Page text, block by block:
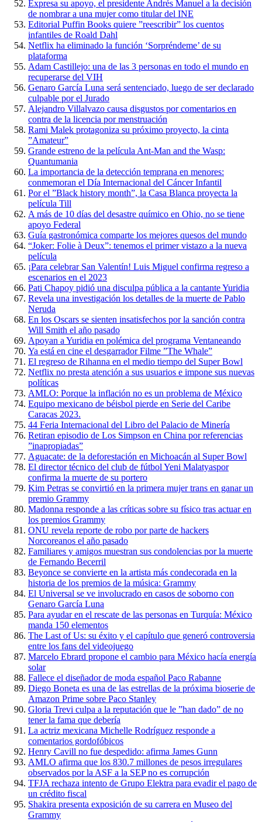
Expresa su apoyo, el presidente Andrés Manuel a la decisión
de nombrar a una mujer como titular del INE
Editorial Puffin Books quiere ”reescribir” los cuentos
infantiles de Roald Dahl
Netflix ha eliminado la función ‘Sorpréndeme’ de su
plataforma
Adam Castillejo: una de las 3 personas en todo el mundo en
recuperarse del VIH
Genaro García Luna será sentenciado, luego de ser declarado
culpable por el Jurado
Alejandro Villalvazo causa disgustos por comentarios en
contra de la licencia por menstruación
Rami Malek protagoniza su próximo proyecto, la cinta
”Amateur”
Grande estreno de la película Ant-Man and the Wasp:
Quantumania
La importancia de la detección temprana en menores:
conmemoran el Día Internacional del Cáncer Infantil
Por el ”Black history month”, la Casa Blanca proyecta la
película Till
A más de 10 días del desastre químico en Ohio, no se tiene
apoyo Federal
Guía gastronómica comparte los mejores quesos del mundo
“Joker: Folie à Deux”: tenemos el primer vistazo a la nueva
película
¡Para celebrar San Valentín! Luis Miguel confirma regreso a
escenarios en el 2023
Pati Chapoy pidió una disculpa pública a la cantante Yuridia
Revela una investigación los detalles de la muerte de Pablo
Neruda
En los Oscars se sienten insatisfechos por la sanción contra
Will Smith el año pasado
Apoyan a Yuridia en polémica del programa Ventaneando
Ya está en cine el desgarrador Filme ”The Whale”
El regreso de Rihanna en el medio tiempo del Super Bowl
Netflix no presta atención a sus usuarios e impone sus nuevas
políticas
AMLO: Porque la inflación no es un problema de México
Equipo mexicano de béisbol pierde en Serie del Caribe
Caracas 2023.
44 Feria Internacional del Libro del Palacio de Minería
Retiran episodio de Los Simpson en China por referencias
”inapropiadas”
Aguacate: de la deforestación en Michoacán al Super Bowl
El director técnico del club de fútbol Yeni Malatyaspor
confirma la muerte de su portero
Kim Petras se convirtió en la primera mujer trans en ganar un
premio Grammy
Madonna responde a las críticas sobre su físico tras actuar en
los premios Grammy
ONU revela reporte de robo por parte de hackers
Norcoreanos el año pasado
Familiares y amigos muestran sus condolencias por la muerte
de Fernando Becerril
Beyonce se convierte en la artista más condecorada en la
historia de los premios de la música: Grammy
El Universal se ve involucrado en casos de soborno con
Genaro García Luna
Para ayudar en el rescate de las personas en Turquía: México
manda 150 elementos
The Last of Us: su éxito y el capítulo que generó controversia
entre los fans del videojuego
Marcelo Ebrard propone el cambio para México hacía energía
solar
Fallece el diseñador de moda español Paco Rabanne
Diego Boneta es una de las estrellas de la próxima bioserie de
Amazon Prime sobre Paco Stanley
Gloria Trevi culpa a la reputación que le ”han dado” de no
tener la fama que debería
La actriz mexicana Michelle Rodríguez responde a
comentarios gordofóbicos
Henry Cavill no fue despedido: afirma James Gunn
AMLO afirma que los 830.7 millones de pesos irregulares
observados por la ASF a la SEP no es corrupción
TFJA rechaza intento de Grupo Elektra para evadir el pago de
un crédito fiscal
Shakira presenta exposición de su carrera en Museo del
Grammy